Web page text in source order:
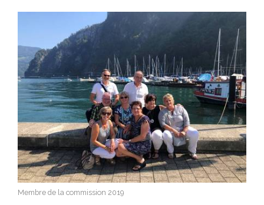
Membre de la commission 2019